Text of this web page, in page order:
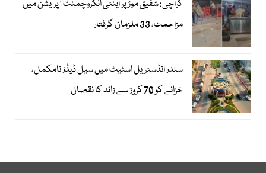
کراچی: شفیق موڑ پر اینٹی انکروچمنٹ آپریشن میں
مزاحمت، 33 ملزمان گرفتار
سندر انڈسٹریل اسٹیٹ میں سیل ڈیڈز نامکمل،
خزانے کو 70 کروڑ سے زائد کا نقصان